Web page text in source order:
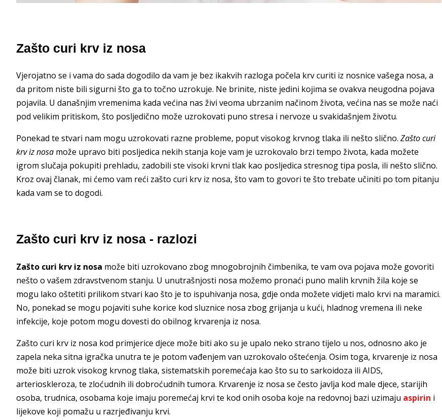
Zašto curi krv iz nosa
Vjerojatno se i vama do sada dogodilo da vam je bez ikakvih razloga počela krv curiti iz nosnice vašega nosa, a
da pritom niste bili sigurni što ga to točno uzrokuje. Ne brinite, niste jedini kojima se ovakva neugodna pojava
pojavila. U današnjim vremenima kada većina nas živi veoma ubrzanim načinom života, većina nas se može naći
pod velikim pritiskom, što posljedično može uzrokovati puno stresa i nervoze u svakidašnjem životu.
Ponekad te stvari nam mogu uzrokovati razne probleme, poput visokog krvnog tlaka ili nešto slično. Zašto curi
krv iz nosa može upravo biti posljedica nekih stanja koje vam je uzrokovalo brzi tempo života, kada možete
igrom slučaja pokupiti prehladu, zadobili ste visoki krvni tlak kao posljedica stresnog tipa posla, ili nešto slično.
Kroz ovaj članak, mi ćemo vam reći zašto curi krv iz nosa, što vam to govori te što trebate učiniti po tom pitanju
kada vam se to dogodi.
Zašto curi krv iz nosa - razlozi
Zašto curi krv iz nosa može biti uzrokovano zbog mnogobrojnih čimbenika, te vam ova pojava može govoriti
nešto o vašem zdravstvenom stanju. U unutrašnjosti nosa možemo pronaći puno malih krvnih žila koje se
mogu lako oštetiti prilikom stvari kao što je to ispuhivanja nosa, gdje onda možete vidjeti malo krvi na maramici.
No, ponekad se mogu pojaviti suhe korice kod sluznice nosa zbog grijanja u kući, hladnog vremena ili neke
infekcije, koje potom mogu dovesti do obilnog krvarenja iz nosa.
Zašto curi krv iz nosa kod primjerice djece može biti ako su je upalo neko strano tijelo u nos, odnosno ako je
zapela neka sitna igračka unutra te je potom vađenjem van uzrokovalo oštećenja. Osim toga, krvarenje iz nosa
može biti uzrok visokog krvnog tlaka, sistematskih poremećaja kao što su to sarkoidoza ili AIDS,
arterioskleroza, te zloćudnih ili dobroćudnih tumora. Krvarenje iz nosa se često javlja kod male djece, starijih
osoba, trudnica, osobama koje imaju poremećaj krvi te kod onih osoba koje na redovnoj bazi uzimaju aspirin i
lijekove koji pomažu u razrjeđivanju krvi.